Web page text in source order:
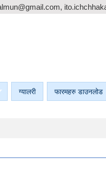
ग्यालरी फारमहरु डाउनलोड